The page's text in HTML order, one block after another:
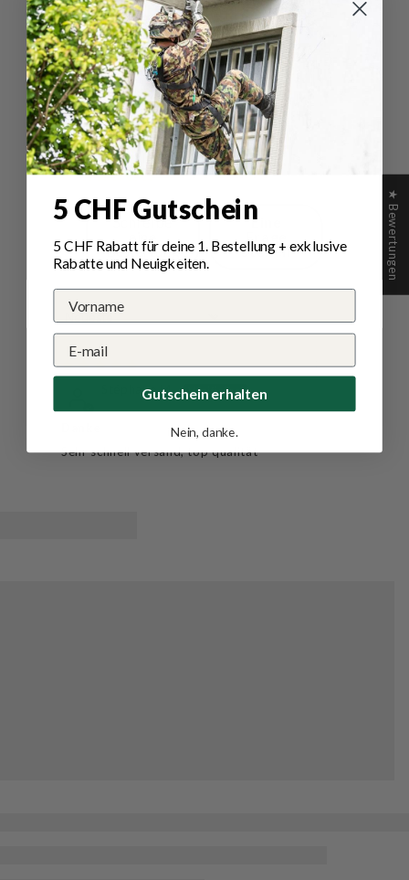
5.00 von 5
Total 1 Bewertung
Schreibe
Bewertung
Eine
stellen
Sort by
06/01/2025
Stéphane M.
Sehr schnell versand, top qualität
★ Bewertungen
5 CHF Gutschein
5 CHF Rabatt für deine 1. Bestellung+ exklusive
Rabatte und Neuigkeiten.
Gutschein erhalten
Nein, danke.